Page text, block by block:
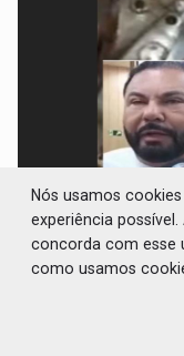
TRÁGICO: Pai
em acidente na
08 de
combustíveis em
Nós usamos
experiência
concorda com esse
como usamos